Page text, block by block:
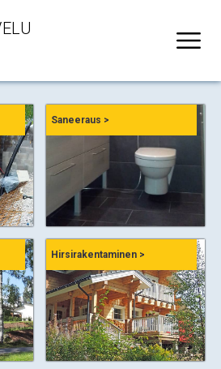
Saneeraus >
Hirsirakentaminen >